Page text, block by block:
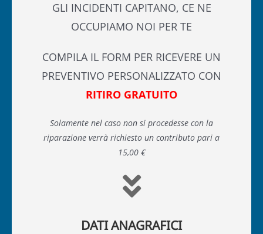
GLI INCIDENTI CAPITANO, CE NE
OCCUPIAMO NOI PER TE
COMPILA IL FORM PER RICEVERE UN
PREVENTIVO PERSONALIZZATO CON
RITIRO GRATUITO
Solamente nel caso non si procedesse con la
riparazione verrà richiesto un contributo pari a
15,00 €
DATI ANAGRAFICI